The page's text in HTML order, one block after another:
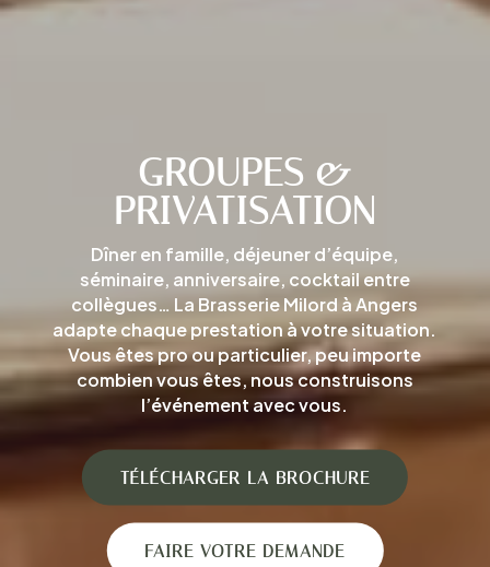
GROUPES &
PRIVATISATION
Dîner en famille, déjeuner d’équipe,
séminaire, anniversaire, cocktail entre
collègues… La Brasserie Milord à Angers
adapte chaque prestation à votre situation.
Vous êtes pro ou particulier, peu importe
combien vous êtes, nous construisons
l’événement avec vous.
TÉLÉCHARGER LA BROCHURE
FAIRE VOTRE DEMANDE